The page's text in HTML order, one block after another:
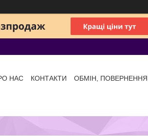
НАС КОНТАКТИ
ОБМІН, ПОВЕРНЕННЯ